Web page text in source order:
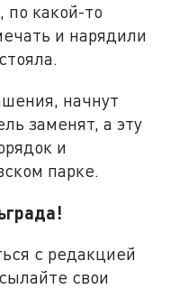
по какой-то
и нарядили
начнут
заменят, а эту
и
парке.
с редакцией
свои